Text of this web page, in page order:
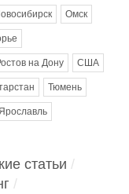
Омск
на Дону США
Тюмень
Ярославль
статьи